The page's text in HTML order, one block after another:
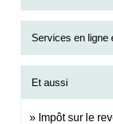
Services en ligne
Et aussi
Impôt sur le